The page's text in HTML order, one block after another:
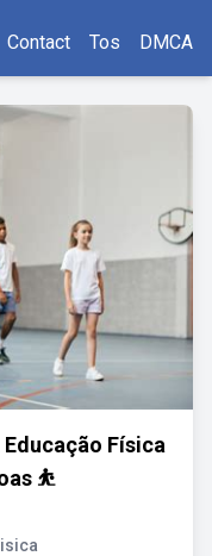
Contact Tos DMCA
Física
⛹️